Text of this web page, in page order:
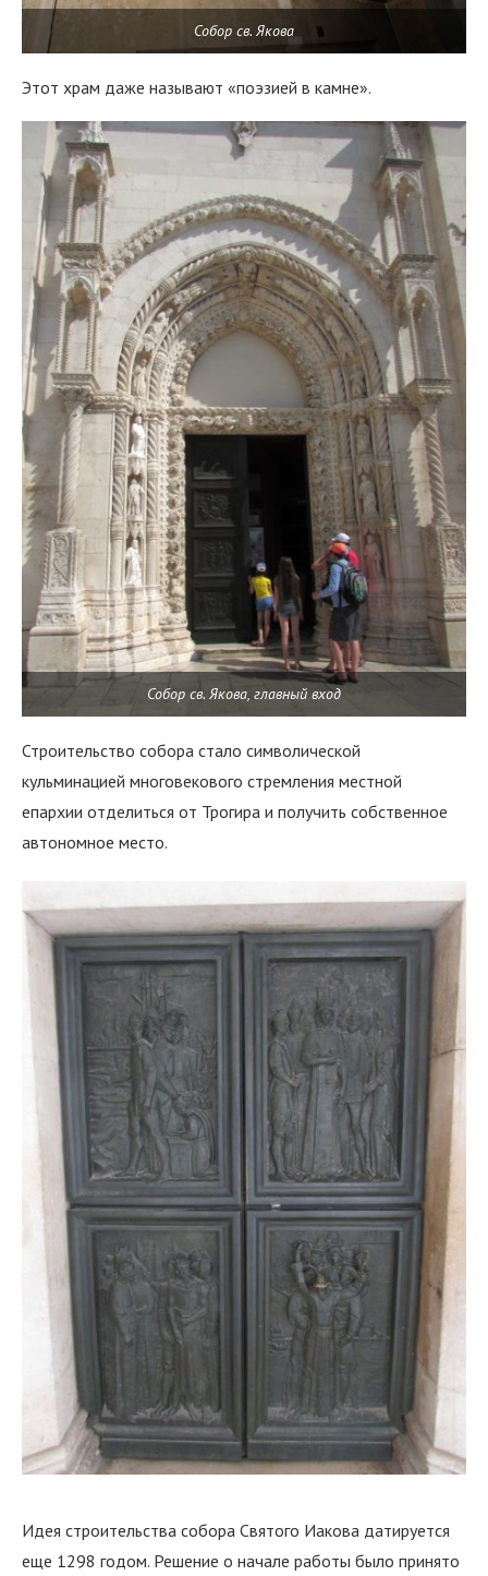
Собор св. Якова
Этот храм даже называют «поэзией в камне».
Собор св. Якова, главный вход
Строительство собора стало символической
кульминацией многовекового стремления местной
епархии отделиться от Трогира и получить собственное
автономное место.
Идея строительства собора Святого Иакова датируется
еще 1298 годом. Решение о начале работы было принято